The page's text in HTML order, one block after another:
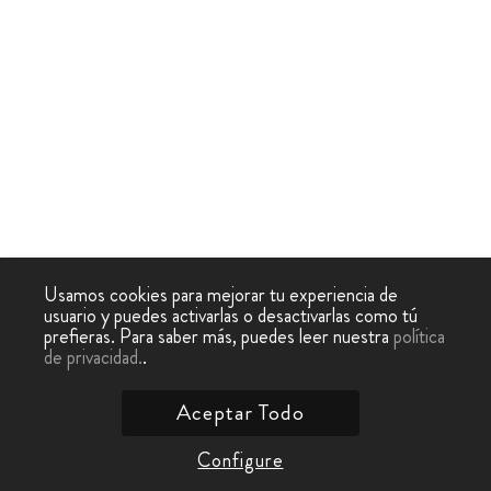
Usamos cookies para mejorar tu experiencia de
usuario y puedes activarlas o desactivarlas como tú
prefieras. Para saber más, puedes leer nuestrapolítica
de privacidad..
Configure
Aceptar Todo